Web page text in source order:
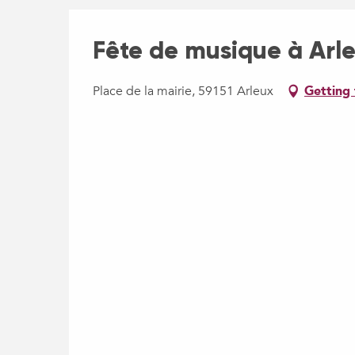
Fête de musique à
Place de la mairie, 59151 Arleux Getting